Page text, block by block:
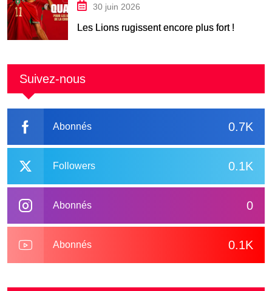
30 juin 2026
Les Lions rugissent encore plus fort !
Suivez-nous
0.7K
Abonnés
0.1K
Followers
0
Abonnés
0.1K
Abonnés